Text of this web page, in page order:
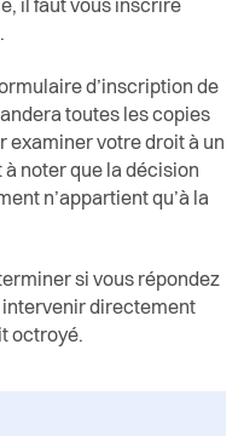
il faut vous inscrire
d’inscription de
toutes les copies
examiner votre droit à un
noter que la décision
n’appartient qu’à la
si vous répondez
intervenir directement
octroyé.